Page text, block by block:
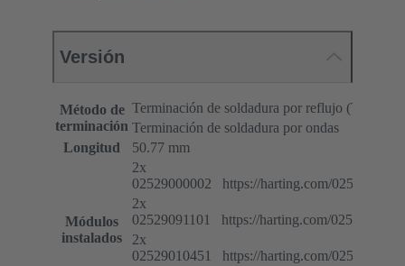
Versión
Método de
terminación
Terminación de soldadura por reflujo (THR)
Terminación de soldadura por ondas
Longitud
50.77 mm
Módulos
instalados
2x
02529000002 https://harting.com/
2x
02529091101 https://harting.com/
2x
02529010451 https://harting.com/